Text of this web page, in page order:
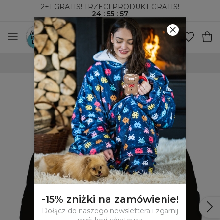
2+1 GRATIS! TRZECI PRODUKT GRATIS!
24: 55 :56
WYSYŁKA ZA POBRANIEM I DO PACZKOMATÓW
-15% zniżki na zamówienie!
Dołącz do naszego newslettera i zgarnij